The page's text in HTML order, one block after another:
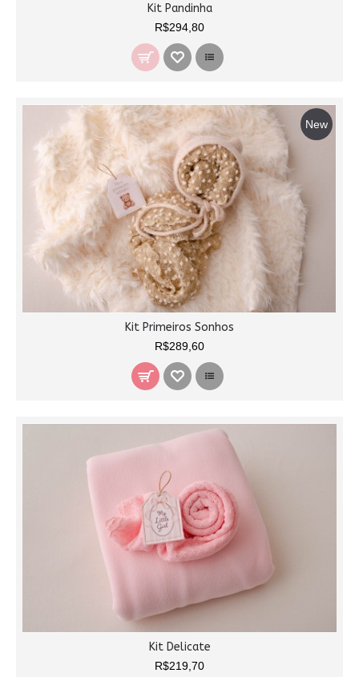
Kit Pandinha
R$294,80
New
Kit Primeiros Sonhos
R$289,60
Kit Delicate
R$219,70